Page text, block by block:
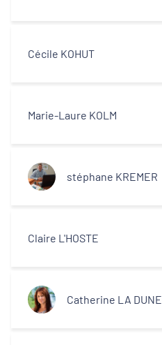
Cécile KOHUT
Marie-Laure KOLM
stéphane KREMER
Claire L'HOSTE
Catherine LA DUNE